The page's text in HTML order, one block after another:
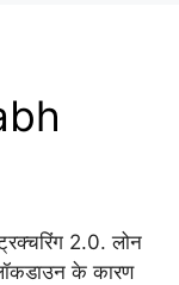
2.0. लोन
के कारण